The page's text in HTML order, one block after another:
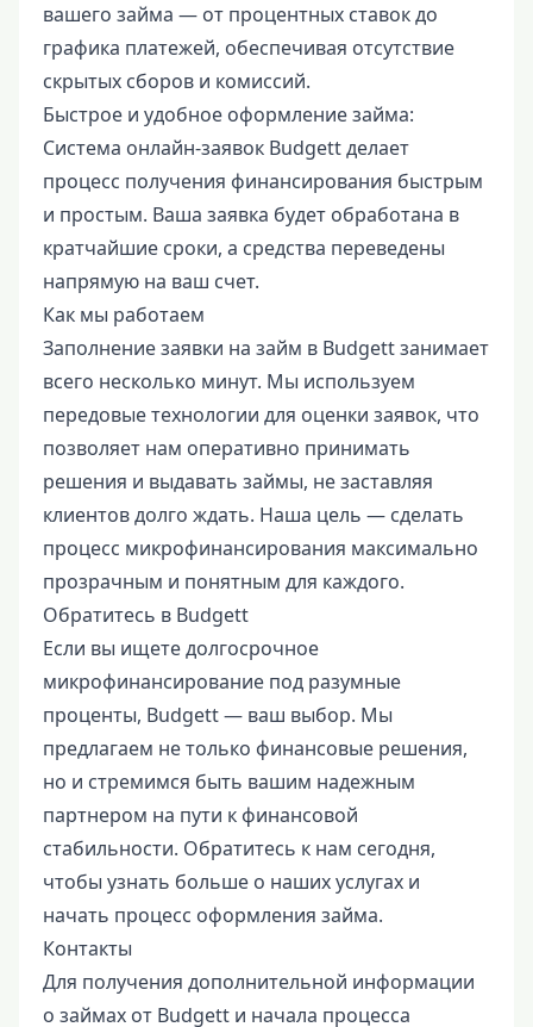
вашего займа — от процентных ставок до
графика платежей, обеспечивая отсутствие
скрытых сборов и комиссий.
Быстрое и удобное оформление займа:
Система онлайн-заявок Budgett делает
процесс получения финансирования быстрым
и простым. Ваша заявка будет обработана в
кратчайшие сроки, а средства переведены
напрямую на ваш счет.
Как мы работаем
Заполнение заявки на займ в Budgett занимает
всего несколько минут. Мы используем
передовые технологии для оценки заявок, что
позволяет нам оперативно принимать
решения и выдавать займы, не заставляя
клиентов долго ждать. Наша цель — сделать
процесс микрофинансирования максимально
прозрачным и понятным для каждого.
Обратитесь в Budgett
Если вы ищете долгосрочное
микрофинансирование под разумные
проценты, Budgett — ваш выбор. Мы
предлагаем не только финансовые решения,
но и стремимся быть вашим надежным
партнером на пути к финансовой
стабильности. Обратитесь к нам сегодня,
чтобы узнать больше о наших услугах и
начать процесс оформления займа.
Контакты
Для получения дополнительной информации
о займах от Budgett и начала процесса